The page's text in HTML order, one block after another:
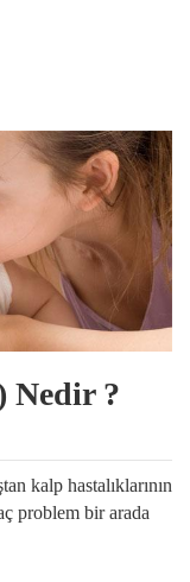
Nedir ?
kalp hastalıklarının
problem bir arada